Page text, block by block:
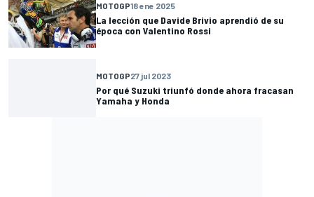
MOTOGP18 ene 2025
La lección que Davide Brivio aprendió de su
época con Valentino Rossi
MOTOGP27 jul 2023
Por qué Suzuki triunfó donde ahora fracasan
Yamaha y Honda